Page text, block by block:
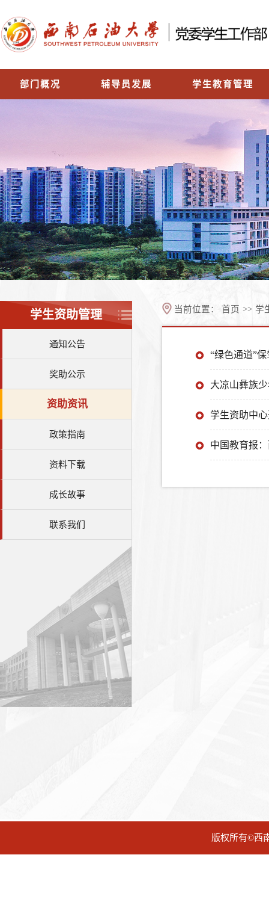
部门概况 辅导员发展 学生教育管理
学生资助管理
通知公告
奖助公示
资助资讯
政策指南
资料下载
成长故事
联系我们
当前位置： 首页 >> 学
“绿色通道”
大凉山彝族
学生资助中
中国教育报
版权所有©西